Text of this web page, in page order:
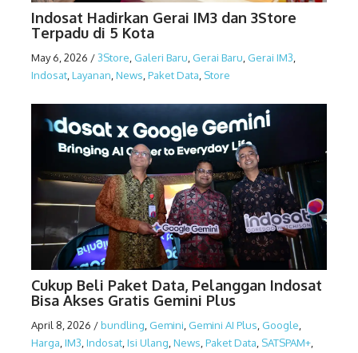
Indosat Hadirkan Gerai IM3 dan 3Store
Terpadu di 5 Kota
May 6, 2026 /3Store Galeri Baru Gerai Baru Gerai IM3
Indosat Layanan News Paket Data Store
Cukup Beli Paket Data, Pelanggan Indosat
Bisa Akses Gratis Gemini Plus
April 8, 2026 /bundling Gemini Gemini AI Plus Google
Harga IM3 Indosat Isi Ulang News Paket Data SATSPAM+